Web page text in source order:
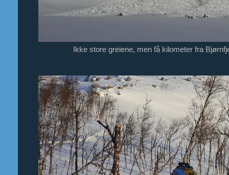
Ikke store greiene, men få kilometer fra